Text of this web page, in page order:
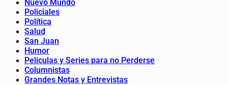
Nuevo Mundo
Policiales
Política
Salud
San Juan
Humor
Peliculas y Series para no Perderse
Columnistas
Grandes Notas y Entrevistas